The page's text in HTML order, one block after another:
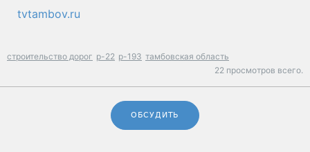
tvtambov.ru
строительство дорог р-22 р-193 тамбовская область
22 просмотров всего.
ОБСУДИТЬ